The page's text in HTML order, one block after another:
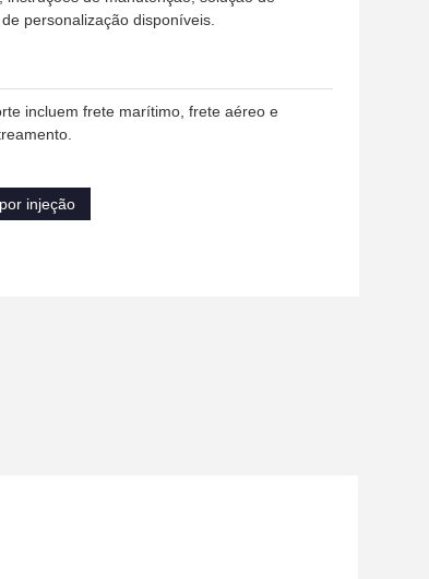
personalização disponíveis.
incluem frete marítimo, frete aéreo e
injeção